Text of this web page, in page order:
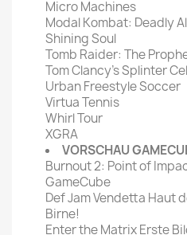
Micro Machines
Modal Kombat: Deadly
Shining Soul
Tomb Raider: The
Tom Clancy's Splinter
Urban Freestyle Soccer
Virtua Tennis
Whirl Tour
XGRA
VORSCHAU
Burnout 2: Point of
GameCube
Def Jam Vendetta Haut
Birne!
Enter the Matrix Erste